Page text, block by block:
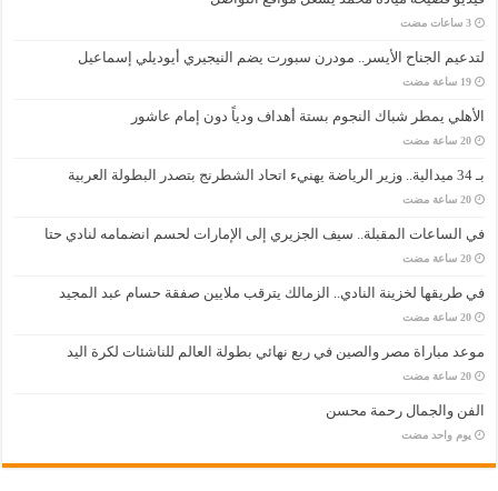
‏3 ساعات مضت
لتدعيم الجناح الأيسر.. مودرن سبورت يضم النيجيري أيوديلي إسماعيل
‏19 ساعة مضت
الأهلي يمطر شباك النجوم بستة أهداف ودياً دون إمام عاشور
‏20 ساعة مضت
بـ 34 ميدالية.. وزير الرياضة يهنيء اتحاد الشطرنج بتصدر البطولة العربية
‏20 ساعة مضت
في الساعات المقبلة.. سيف الجزيري إلى الإمارات لحسم انضمامه لنادي حتا
‏20 ساعة مضت
في طريقها لخزينة النادي.. الزمالك يترقب ملايين صفقة حسام عبد المجيد
‏20 ساعة مضت
موعد مباراة مصر والصين في ربع نهائي بطولة العالم للناشئات لكرة اليد
‏20 ساعة مضت
الفن والجمال رحمة محسن
‏يوم واحد مضت